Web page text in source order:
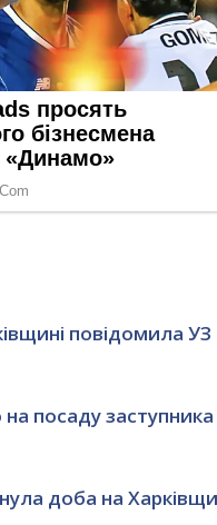
повідомила УЗ
посаду
доба на